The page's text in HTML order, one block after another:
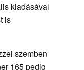
kiadásával
is
szemben
165 pedig